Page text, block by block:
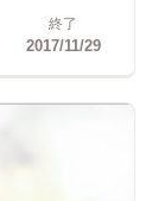
終了
2017/11/29